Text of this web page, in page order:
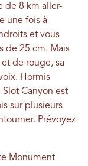
de 8 km aller-
une fois à
et vous
de 25 cm. Mais
de rouge, sa
Hormis
Canyon est
sur plusieurs
Prévoyez
Monument